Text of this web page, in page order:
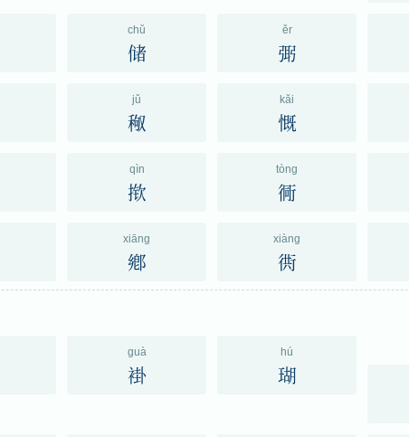
chǔ
储
ěr
㢽
jǔ
䅓
kǎi
慨
qìn
揿
tòng
衕
xiāng
鄕
xiàng
衖
guà
褂
hú
瑚